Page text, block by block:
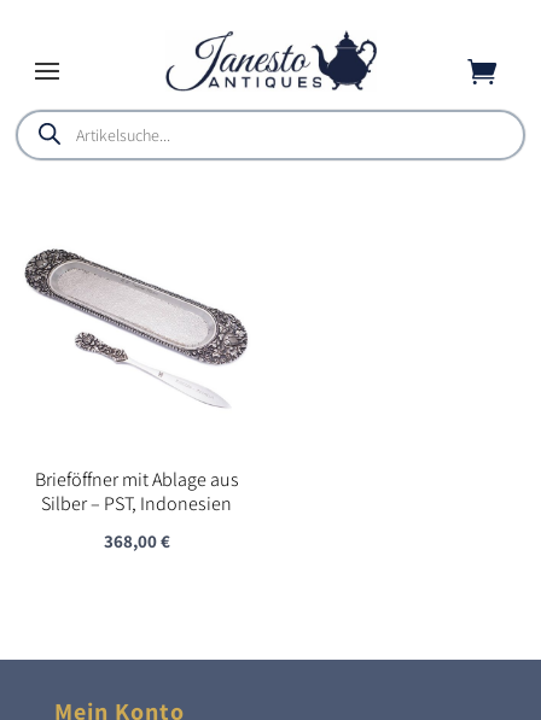

Products
search
Brieföffner mit Ablage aus
Silber – PST, Indonesien
368,00€
Mein Konto